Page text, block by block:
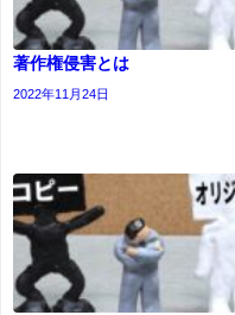
著作権侵害とは
2022年11月24日